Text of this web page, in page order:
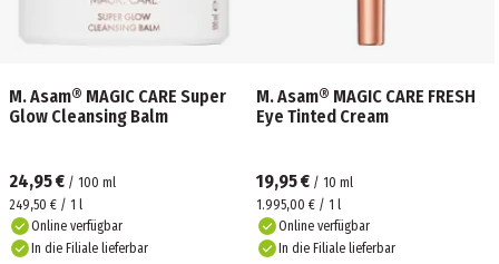
M. Asam® MAGIC CARE Super
Glow Cleansing Balm
24,95 € / 100 ml
249,50 € / 1 l
Online verfügbar
In die Filiale lieferbar
M. Asam® MAGIC CARE FRESH
Eye Tinted Cream
19,95 € / 10 ml
1.995,00 € / 1 l
Online verfügbar
In die Filiale lieferbar